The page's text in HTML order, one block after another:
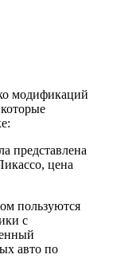
модификаций
представлена
цена
пользуются
с
авто по